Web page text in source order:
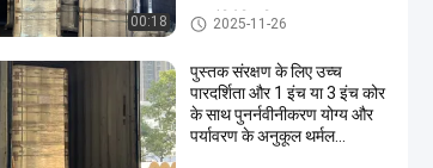
00:18 बुक लैमिनेटिंग फिल्म
2025-11-26
पुस्तक संरक्षण के लिए उच्च
पारदर्शिता और 1 इंच या 3 इंच कोर
के साथ पुनर्नवीनीकरण योग्य और
पर्यावरण के अनुकूल थर्मल